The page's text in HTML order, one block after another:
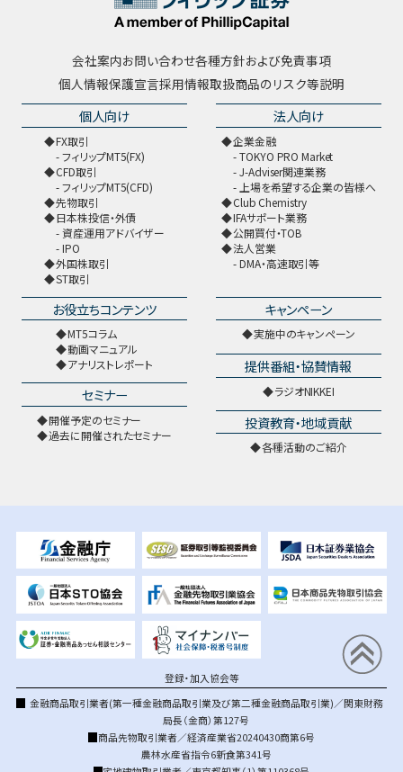
会社案内お問い合わせ各種方針および免責事項
個人情報保護宣言採用情報取扱商品のリスク等説明
個人向け
FX取引
フィリップMT5(FX)
CFD取引
フィリップMT5(CFD)
先物取引
日本株投信・外債
資産運用アドバイザー
IPO
外国株取引
ST取引
法人向け
企業金融
TOKYO PRO Market
J-Adviser関連業務
上場を希望する企業の皆様へ
Club Chemistry
IFAサポート業務
公開買付・TOB
法人営業
DMA・高速取引等
お役立ちコンテンツ
MT5コラム
動画マニュアル
アナリストレポート
セミナー
開催予定のセミナー
過去に開催されたセミナー
キャンペーン
実施中のキャンペーン
提供番組・協賛情報
ラジオNIKKEI
投資教育・地域貢献
各種活動のご紹介
登録・加入協会等
金融商品取引業者(第一種金融商品取引業及び第二種金融商品取引業)／関東財務
局長（金商）第127号
商品先物取引業者／経済産業省20240430商第6号
農林水産省指令6新食第341号